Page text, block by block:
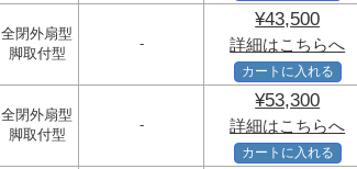
全閉外扇型
脚取付型
-
¥43,500
詳細はこちらへ
カートに入れる
全閉外扇型
脚取付型
-
¥53,300
詳細はこちらへ
カートに入れる